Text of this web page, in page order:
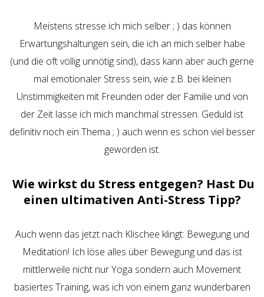
Meistens stresse ich mich selber ; ) das können
Erwartungshaltungen sein, die ich an mich selber habe
(und die oft völlig unnötig sind), dass kann aber auch gerne
mal emotionaler Stress sein, wie z.B. bei kleinen
Unstimmigkeiten mit Freunden oder der Familie und von
der Zeit lasse ich mich manchmal stressen. Geduld ist
definitiv noch ein Thema ; ) auch wenn es schon viel besser
geworden ist.
Wie wirkst du Stress entgegen? Hast Du
einen ultimativen Anti-Stress Tipp?
Auch wenn das jetzt nach Klischee klingt: Bewegung und
Meditation! Ich löse alles über Bewegung und das ist
mittlerweile nicht nur Yoga sondern auch Movement
basiertes Training, was ich von einem ganz wunderbaren